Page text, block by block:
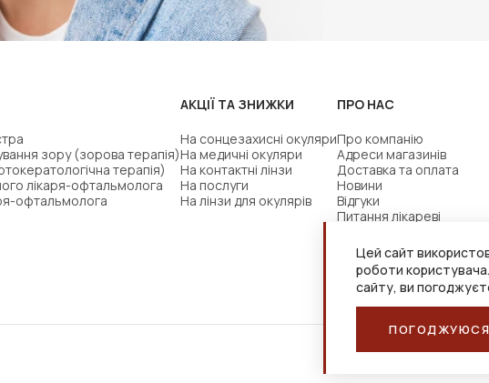
Цей сайт
роботи
сайту, ви
зору (зорова терапія)
терапія)
лікаря-офтальмолога
офтальмолога
АКЦІЇ ТА ЗНИЖКИ
На сонцезахисні окуляри
На медичні окуляри
На контактні лінзи
На послуги
На лінзи для окулярів
ПРО НАС
Про компанію
Адреси магазинів
Доставка та оплата
Новини
Відгуки
Питання лікареві